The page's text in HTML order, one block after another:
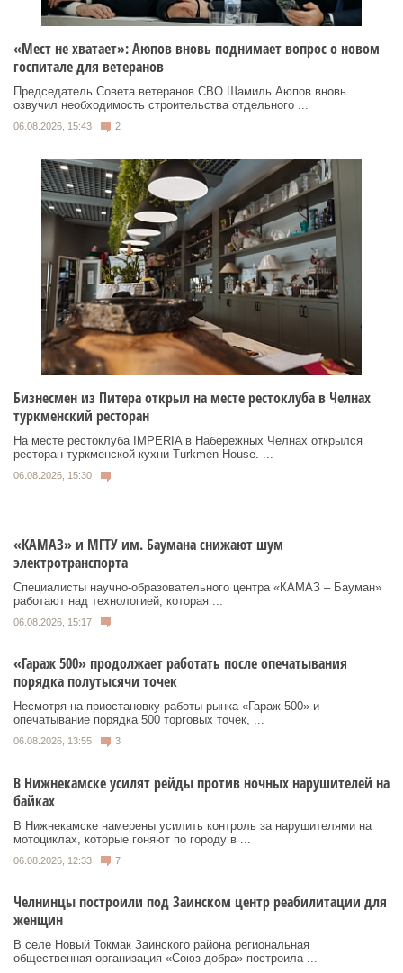
«Мест не хватает»: Аюпов вновь поднимает вопрос о новом
госпитале для ветеранов
Председатель Совета ветеранов СВО Шамиль Аюпов вновь
озвучил необходимость строительства отдельного ...
06.08.2026, 15:43 2
Бизнесмен из Питера открыл на месте рестоклуба в Челнах
туркменский ресторан
На месте рестоклуба IMPERIA в Набережных Челнах открылся
ресторан туркменской кухни Turkmen House. ...
06.08.2026, 15:30
«КАМАЗ» и МГТУ им. Баумана снижают шум
электротранспорта
Специалисты научно-образовательного центра «КАМАЗ – Бауман»
работают над технологией, которая ...
06.08.2026, 15:17
«Гараж 500» продолжает работать после опечатывания
порядка полутысячи точек
Несмотря на приостановку работы рынка «Гараж 500» и
опечатывание порядка 500 торговых точек, ...
06.08.2026, 13:55 3
В Нижнекамске усилят рейды против ночных нарушителей на
байках
В Нижнекамске намерены усилить контроль за нарушителями на
мотоциклах, которые гоняют по городу в ...
06.08.2026, 12:33 7
Челнинцы построили под Заинском центр реабилитации для
женщин
В селе Новый Токмак Заинского района региональная
общественная организация «Союз добра» построила ...